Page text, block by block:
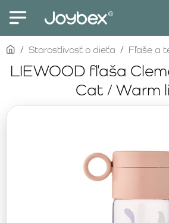
LIEWOOD fľaša
Cat / Warm
homeStarostlivosť o dieťa Fľaše a